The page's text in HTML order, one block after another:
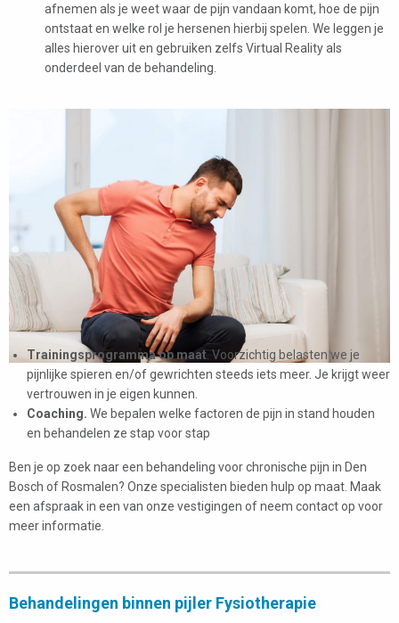
afnemen als je weet waar de pijn vandaan komt, hoe de pijn
ontstaat en welke rol je hersenen hierbij spelen. We leggen je
alles hierover uit en gebruiken zelfs Virtual Reality als
onderdeel van de behandeling.
Trainingsprogramma op maat . Voorzichtig belasten we je
pijnlijke spieren en/of gewrichten steeds iets meer. Je krijgt weer
vertrouwen in je eigen kunnen.
Coaching. We bepalen welke factoren de pijn in stand houden
en behandelen ze stap voor stap
Ben je op zoek naar een behandeling voor chronische pijn in Den
Bosch of Rosmalen? Onze specialisten bieden hulp op maat. Maak
een afspraak in een van onze vestigingen of neem contact op voor
meer informatie.
Behandelingen binnen pijler Fysiotherapie